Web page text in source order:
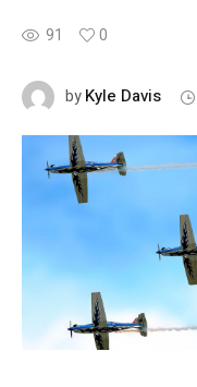
91 0
byKyle Davis